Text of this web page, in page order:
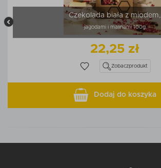
Czekolada biała z miodem,
jagodami i malinami 100g
22,25 zł
Zobaczprodukt
Dodaj do koszyka